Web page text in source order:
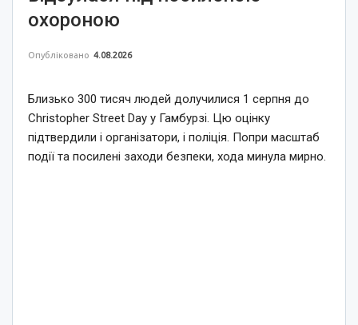
охороною
Опубліковано 4.08.2026
Близько 300 тисяч людей долучилися 1 серпня до
Christopher Street Day у Гамбурзі. Цю оцінку
підтвердили і організатори, і поліція. Попри масштаб
події та посилені заходи безпеки, хода минула мирно.